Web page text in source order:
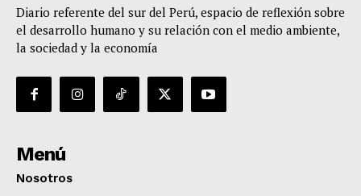
Diario referente del sur del Perú, espacio de reflexión sobre
el desarrollo humano y su relación con el medio ambiente,
la sociedad y la economía
Menú
Nosotros